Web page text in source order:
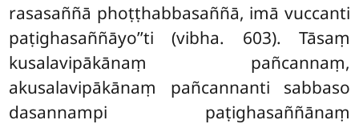
rasasaññā phoṭṭhabbasaññā, imā vuccanti
paṭighasaññāyo’’ti (vibha. 603). Tāsaṃ
kusalavipākānaṃ pañcannaṃ,
akusalavipākānaṃ pañcannanti sabbaso
dasannampi paṭighasaññānaṃ